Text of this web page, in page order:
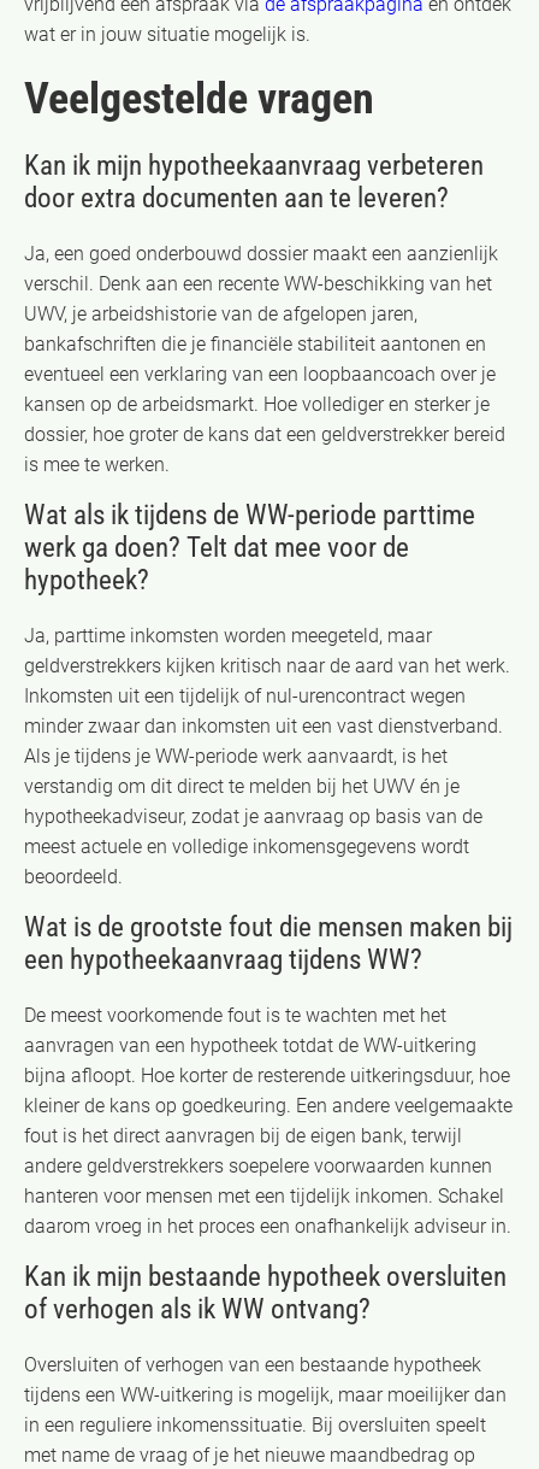
wat er in jouw situatie mogelijk is.
Veelgestelde vragen
Kan ik mijn hypotheekaanvraag verbeteren
door extra documenten aan te leveren?
Ja, een goed onderbouwd dossier maakt een aanzienlijk
verschil. Denk aan een recente WW-beschikking van het
UWV, je arbeidshistorie van de afgelopen jaren,
bankafschriften die je financiële stabiliteit aantonen en
eventueel een verklaring van een loopbaancoach over je
kansen op de arbeidsmarkt. Hoe vollediger en sterker je
dossier, hoe groter de kans dat een geldverstrekker bereid
is mee te werken.
Wat als ik tijdens de WW-periode parttime
werk ga doen? Telt dat mee voor de
hypotheek?
Ja, parttime inkomsten worden meegeteld, maar
geldverstrekkers kijken kritisch naar de aard van het werk.
Inkomsten uit een tijdelijk of nul-urencontract wegen
minder zwaar dan inkomsten uit een vast dienstverband.
Als je tijdens je WW-periode werk aanvaardt, is het
verstandig om dit direct te melden bij het UWV én je
hypotheekadviseur, zodat je aanvraag op basis van de
meest actuele en volledige inkomensgegevens wordt
beoordeeld.
Wat is de grootste fout die mensen maken bij
een hypotheekaanvraag tijdens WW?
De meest voorkomende fout is te wachten met het
aanvragen van een hypotheek totdat de WW-uitkering
bijna afloopt. Hoe korter de resterende uitkeringsduur, hoe
kleiner de kans op goedkeuring. Een andere veelgemaakte
fout is het direct aanvragen bij de eigen bank, terwijl
andere geldverstrekkers soepelere voorwaarden kunnen
hanteren voor mensen met een tijdelijk inkomen. Schakel
daarom vroeg in het proces een onafhankelijk adviseur in.
Kan ik mijn bestaande hypotheek oversluiten
of verhogen als ik WW ontvang?
Oversluiten of verhogen van een bestaande hypotheek
tijdens een WW-uitkering is mogelijk, maar moeilijker dan
in een reguliere inkomenssituatie. Bij oversluiten speelt
met name de vraag of je het nieuwe maandbedrag op